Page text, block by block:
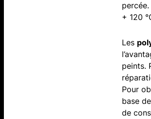
+ 120
Les
peints.
Pour
base
de